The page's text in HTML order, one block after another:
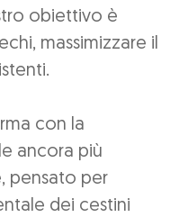
obiettivo è
massimizzare il
con la
ancora più
pensato per
dei cestini